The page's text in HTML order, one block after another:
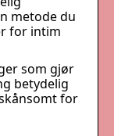
metode du
for intim
som gjør
betydelig
for